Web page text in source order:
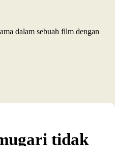
dalam sebuah film dengan
tidak